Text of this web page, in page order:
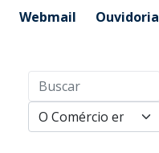
Webmail Ouvidoria